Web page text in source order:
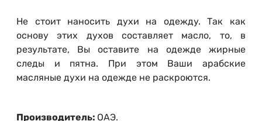
Не стоит наносить духи на одежду. Так как
основу этих духов составляет масло, то, в
результате, Вы оставите на одежде жирные
следы и пятна. При этом Ваши арабские
масляные духи на одежде не раскроются.
Производитель: ОАЭ.